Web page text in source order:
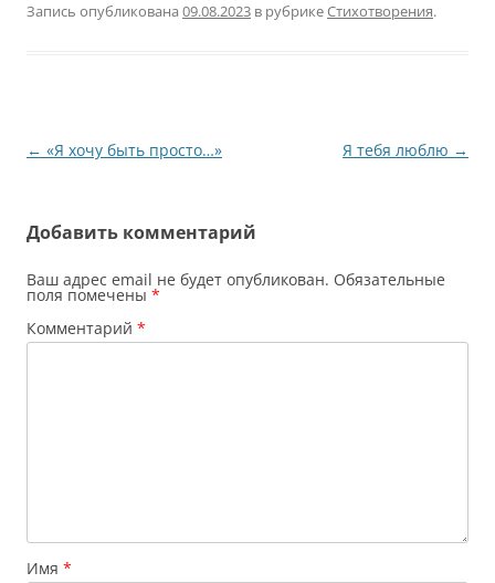
Запись опубликована 09.08.2023 в рубрикеСтихотворения.
Навигация
← «Я хочу быть просто…» Я тебя люблю →
Добавить комментарий
Ваш адрес email не будет опубликован. Обязательные
поля помечены *
Комментарий *
Имя *